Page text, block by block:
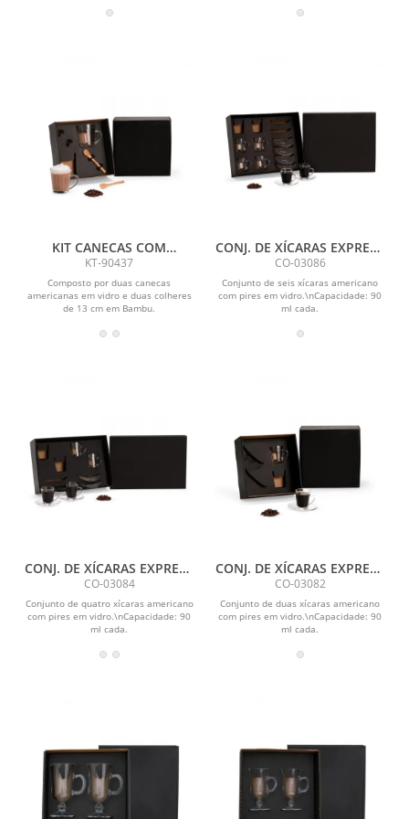
KIT CANECAS COM
COLHERES - 4 PÇS
KT-90437
Composto por duas canecas
americanas em vidro e duas colheres
de 13 cm em Bambu.
CONJ. DE XÍCARAS EXPRESS
C/ PIRES - 6 PÇS
CO-03086
Conjunto de seis xícaras americano
com pires em vidro.\nCapacidade: 90
ml cada.
CONJ. DE XÍCARAS EXPRESS
C/ PIRES - 4 PÇS
CO-03084
Conjunto de quatro xícaras americano
com pires em vidro.\nCapacidade: 90
ml cada.
CONJ. DE XÍCARAS EXPRESS
C/ PIRES - 2 PÇS
CO-03082
Conjunto de duas xícaras americano
com pires em vidro.\nCapacidade: 90
ml cada.